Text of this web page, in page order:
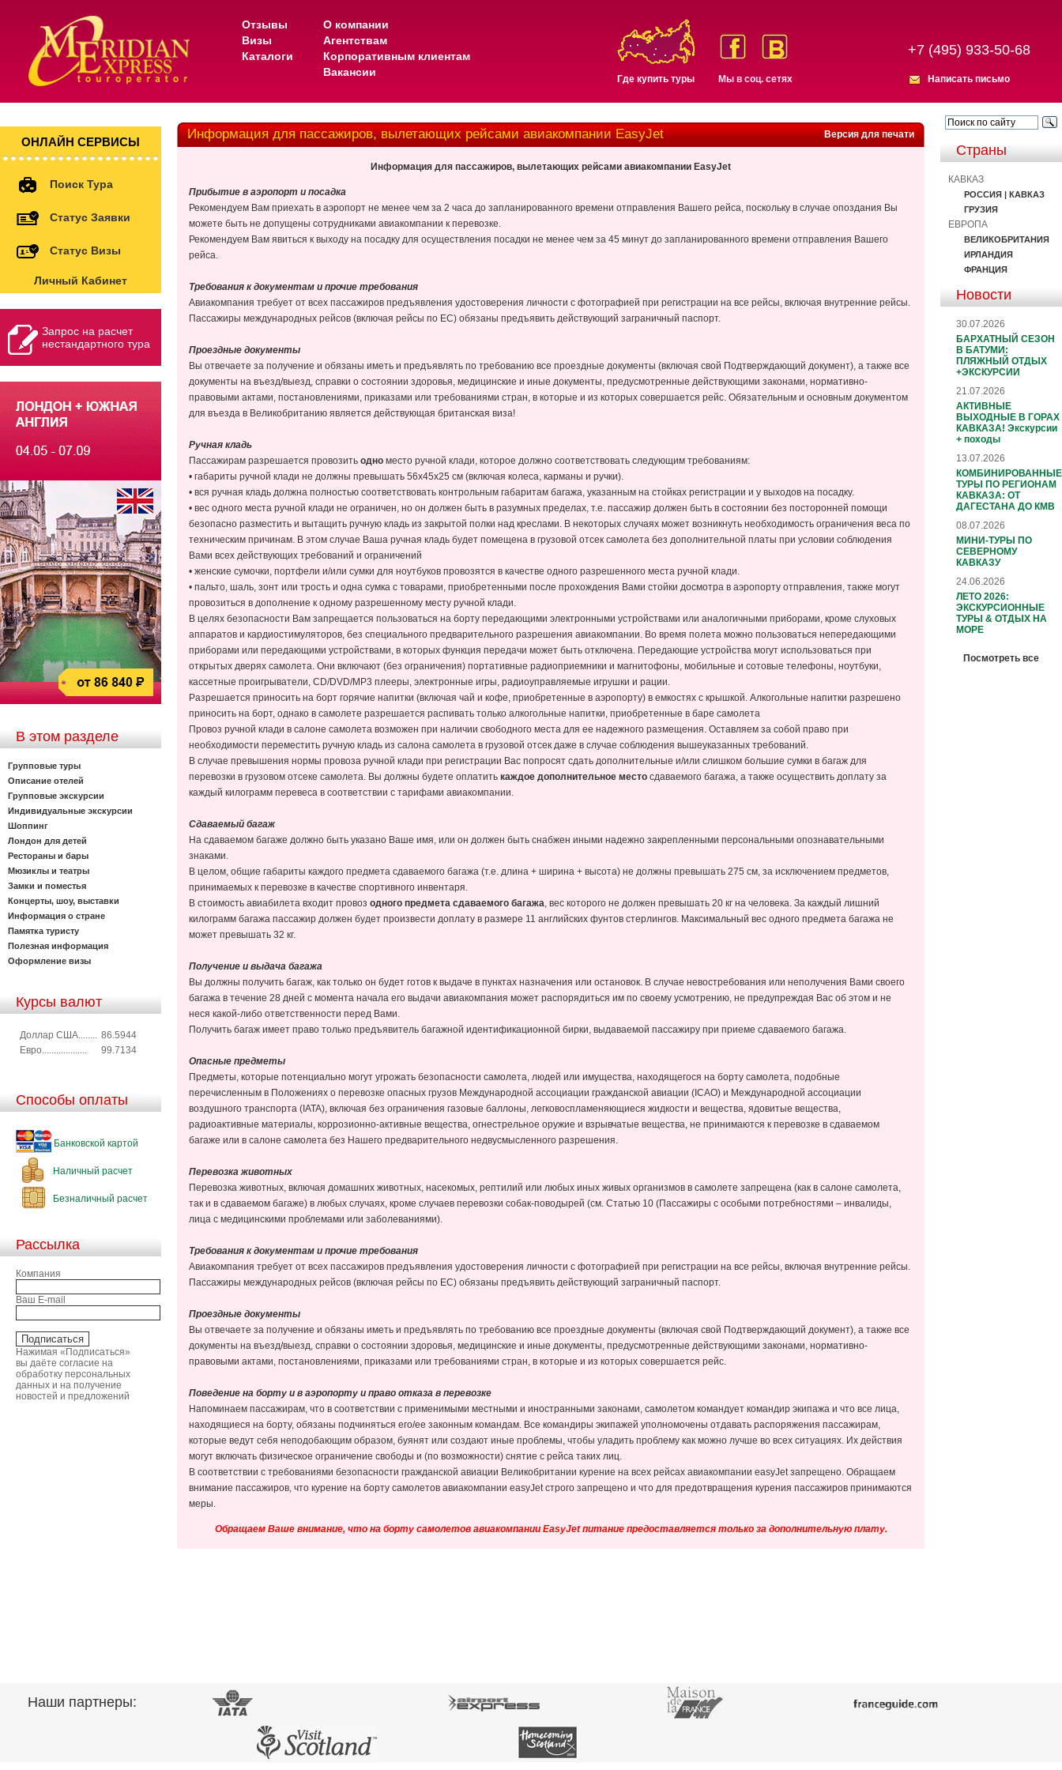
Отзывы
Визы
Каталоги
О компании
Агентствам
Корпоративным клиентам
Вакансии
Где купить туры Мы в соц. сетях
+7 (495) 933-50-68
Написать письмо
ОНЛАЙН СЕРВИСЫ
Поиск Тура
Статус Заявки
Статус Визы
Личный Кабинет
Запрос на расчет
нестандартного тура
В этом разделе
Групповые туры
Описание отелей
Групповые экскурсии
Индивидуальные экскурсии
Шоппинг
Лондон для детей
Рестораны и бары
Мюзиклы и театры
Замки и поместья
Концерты, шоу, выставки
Информация о стране
Памятка туристу
Полезная информация
Оформление визы
Курсы валют
Доллар США........ 86.5944
Евро...................
99.7134
Способы оплаты
Банковской картой
Наличный расчет
Безналичный расчет
Рассылка
Компания
Ваш E-mail
Нажимая «Подписаться»
вы даёте согласие на
обработку персональных
данных и на получение
новостей и предложений
Версия для печати
Информация для пассажиров, вылетающих рейсами авиакомпании EasyJet
Информация для пассажиров, вылетающих рейсами авиакомпании EasyJet
Прибытие в аэропорт и посадка
Рекомендуем Вам приехать в аэропорт не менее чем за 2 часа до запланированного времени отправления Вашего рейса, поскольку в случае опоздания Вы
можете быть не допущены сотрудниками авиакомпании к перевозке.
Рекомендуем Вам явиться к выходу на посадку для осуществления посадки не менее чем за 45 минут до запланированного времени отправления Вашего
рейса.
Требования к документам и прочие требования
Авиакомпания требует от всех пассажиров предъявления удостоверения личности с фотографией при регистрации на все рейсы, включая внутренние рейсы.
Пассажиры международных рейсов (включая рейсы по ЕС) обязаны предъявить действующий заграничный паспорт.
Проездные документы
Вы отвечаете за получение и обязаны иметь и предъявлять по требованию все проездные документы (включая свой Подтверждающий документ), а также все
документы на въезд/выезд, справки о состоянии здоровья, медицинские и иные документы, предусмотренные действующими законами, нормативно-
правовыми актами, постановлениями, приказами или требованиями стран, в которые и из которых совершается рейс. Обязательным и основным документом
для въезда в Великобританию является действующая британская виза!
Ручная кладь
Пассажирам разрешается провозить одно место ручной клади, которое должно соответствовать следующим требованиям:
• габариты ручной клади не должны превышать 56x45x25 см (включая колеса, карманы и ручки).
• вся ручная кладь должна полностью соответствовать контрольным габаритам багажа, указанным на стойках регистрации и у выходов на посадку.
• вес одного места ручной клади не ограничен, но он должен быть в разумных пределах, т.е. пассажир должен быть в состоянии без посторонней помощи
безопасно разместить и вытащить ручную кладь из закрытой полки над креслами. В некоторых случаях может возникнуть необходимость ограничения веса по
техническим причинам. В этом случае Ваша ручная кладь будет помещена в грузовой отсек самолета без дополнительной платы при условии соблюдения
Вами всех действующих требований и ограничений
• женские сумочки, портфели и/или сумки для ноутбуков провозятся в качестве одного разрешенного места ручной клади.
• пальто, шаль, зонт или трость и одна сумка с товарами, приобретенными после прохождения Вами стойки досмотра в аэропорту отправления, также могут
провозиться в дополнение к одному разрешенному месту ручной клади.
В целях безопасности Вам запрещается пользоваться на борту передающими электронными устройствами или аналогичными приборами, кроме слуховых
аппаратов и кардиостимуляторов, без специального предварительного разрешения авиакомпании. Во время полета можно пользоваться непередающими
приборами или передающими устройствами, в которых функция передачи может быть отключена. Передающие устройства могут использоваться при
открытых дверях самолета. Они включают (без ограничения) портативные радиоприемники и магнитофоны, мобильные и сотовые телефоны, ноутбуки,
кассетные проигрыватели, CD/DVD/MP3 плееры, электронные игры, радиоуправляемые игрушки и рации.
Разрешается приносить на борт горячие напитки (включая чай и кофе, приобретенные в аэропорту) в емкостях с крышкой. Алкогольные напитки разрешено
приносить на борт, однако в самолете разрешается распивать только алкогольные напитки, приобретенные в баре самолета
Провоз ручной клади в салоне самолета возможен при наличии свободного места для ее надежного размещения. Оставляем за собой право при
необходимости переместить ручную кладь из салона самолета в грузовой отсек даже в случае соблюдения вышеуказанных требований.
В случае превышения нормы провоза ручной клади при регистрации Вас попросят сдать дополнительные и/или слишком большие сумки в багаж для
перевозки в грузовом отсеке самолета. Вы должны будете оплатить каждое дополнительное место сдаваемого багажа, а также осуществить доплату за
каждый килограмм перевеса в соответствии с тарифами авиакомпании.
Сдаваемый багаж
На сдаваемом багаже должно быть указано Ваше имя, или он должен быть снабжен иными надежно закрепленными персональными опознавательными
знаками.
В целом, общие габариты каждого предмета сдаваемого багажа (т.е. длина + ширина + высота) не должны превышать 275 см, за исключением предметов,
принимаемых к перевозке в качестве спортивного инвентаря.
В стоимость авиабилета входит провоз одного предмета сдаваемого багажа, вес которого не должен превышать 20 кг на человека. За каждый лишний
килограмм багажа пассажир должен будет произвести доплату в размере 11 английских фунтов стерлингов. Максимальный вес одного предмета багажа не
может превышать 32 кг.
Получение и выдача багажа
Вы должны получить багаж, как только он будет готов к выдаче в пунктах назначения или остановок. В случае невостребования или неполучения Вами своего
багажа в течение 28 дней с момента начала его выдачи авиакомпания может распорядиться им по своему усмотрению, не предупреждая Вас об этом и не
неся какой-либо ответственности перед Вами.
Получить багаж имеет право только предъявитель багажной идентификационной бирки, выдаваемой пассажиру при приеме сдаваемого багажа.
Опасные предметы
Предметы, которые потенциально могут угрожать безопасности самолета, людей или имущества, находящегося на борту самолета, подобные
перечисленным в Положениях о перевозке опасных грузов Международной ассоциации гражданской авиации (ICAO) и Международной ассоциации
воздушного транспорта (IATA), включая без ограничения газовые баллоны, легковоспламеняющиеся жидкости и вещества, ядовитые вещества,
радиоактивные материалы, коррозионно-активные вещества, огнестрельное оружие и взрывчатые вещества, не принимаются к перевозке в сдаваемом
багаже или в салоне самолета без Нашего предварительного недвусмысленного разрешения.
Перевозка животных
Перевозка животных, включая домашних животных, насекомых, рептилий или любых иных живых организмов в самолете запрещена (как в салоне самолета,
так и в сдаваемом багаже) в любых случаях, кроме случаев перевозки собак-поводырей (см. Статью 10 (Пассажиры с особыми потребностями – инвалиды,
лица с медицинскими проблемами или заболеваниями).
Требования к документам и прочие требования
Авиакомпания требует от всех пассажиров предъявления удостоверения личности с фотографией при регистрации на все рейсы, включая внутренние рейсы.
Пассажиры международных рейсов (включая рейсы по ЕС) обязаны предъявить действующий заграничный паспорт.
Проездные документы
Вы отвечаете за получение и обязаны иметь и предъявлять по требованию все проездные документы (включая свой Подтверждающий документ), а также все
документы на въезд/выезд, справки о состоянии здоровья, медицинские и иные документы, предусмотренные действующими законами, нормативно-
правовыми актами, постановлениями, приказами или требованиями стран, в которые и из которых совершается рейс.
Поведение на борту и в аэропорту и право отказа в перевозке
Напоминаем пассажирам, что в соответствии с применимыми местными и иностранными законами, самолетом командует командир экипажа и что все лица,
находящиеся на борту, обязаны подчиняться его/ее законным командам. Все командиры экипажей уполномочены отдавать распоряжения пассажирам,
которые ведут себя неподобающим образом, буянят или создают иные проблемы, чтобы уладить проблему как можно лучше во всех ситуациях. Их действия
могут включать физическое ограничение свободы и (по возможности) снятие с рейса таких лиц.
В соответствии с требованиями безопасности гражданской авиации Великобритании курение на всех рейсах авиакомпании easyJet запрещено. Обращаем
внимание пассажиров, что курение на борту самолетов авиакомпании easyJet строго запрещено и что для предотвращения курения пассажиров принимаются
меры.
Обращаем Ваше внимание, что на борту самолетов авиакомпании EasyJet питание предоставляется только за дополнительную плату.
Страны
КАВКАЗ
РОССИЯ | КАВКАЗ
ГРУЗИЯ
ЕВРОПА
ВЕЛИКОБРИТАНИЯ
ИРЛАНДИЯ
ФРАНЦИЯ
Новости
30.07.2026
БАРХАТНЫЙ СЕЗОН
В БАТУМИ:
ПЛЯЖНЫЙ ОТДЫХ
+ЭКСКУРСИИ
21.07.2026
АКТИВНЫЕ
ВЫХОДНЫЕ В ГОРАХ
КАВКАЗА! Экскурсии
+ походы
13.07.2026
КОМБИНИРОВАННЫЕ
ТУРЫ ПО РЕГИОНАМ
КАВКАЗА: ОТ
ДАГЕСТАНА ДО КМВ
08.07.2026
МИНИ-ТУРЫ ПО
СЕВЕРНОМУ
КАВКАЗУ
24.06.2026
ЛЕТО 2026:
ЭКСКУРСИОННЫЕ
ТУРЫ & ОТДЫХ НА
МОРЕ
Посмотреть все
Наши партнеры: